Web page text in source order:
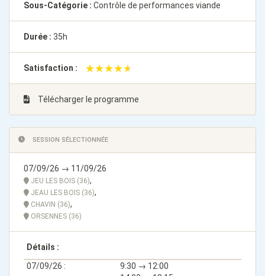
Sous-Catégorie : Contrôle de performances viande
Durée : 35h
Satisfaction : ★★★★★
★★★★★
Télécharger le programme
SESSION SÉLECTIONNÉE
07/09/26 → 11/09/26
JEU LES BOIS (36),
JEAU LES BOIS (36),
CHAVIN (36),
ORSENNES (36)
Détails :
07/09/26 :
9:30 → 12:00